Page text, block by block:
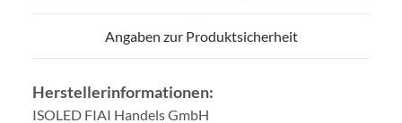
Angaben zur Produktsicherheit
Herstellerinformationen:
ISOLED FIAI Handels GmbH